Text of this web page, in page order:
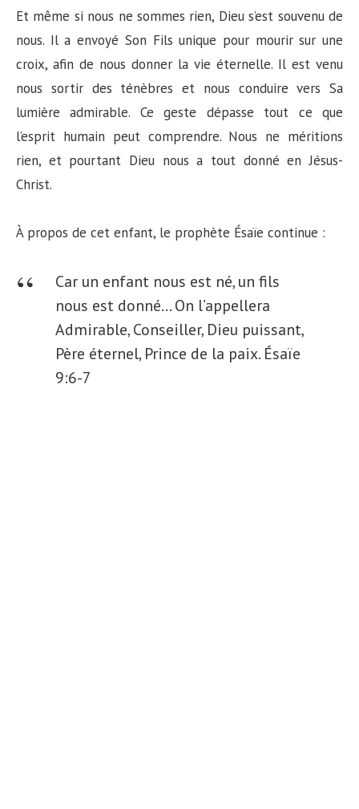
Et même si nous ne sommes rien, Dieu s’est souvenu de
nous. Il a envoyé Son Fils unique pour mourir sur une
croix, afin de nous donner la vie éternelle. Il est venu
nous sortir des ténèbres et nous conduire vers Sa
lumière admirable. Ce geste dépasse tout ce que
l’esprit humain peut comprendre. Nous ne méritions
rien, et pourtant Dieu nous a tout donné en Jésus-
Christ.
À propos de cet enfant, le prophète Ésaïe continue :
Car un enfant nous est né, un fils
nous est donné… On l’appellera
Admirable, Conseiller, Dieu puissant,
Père éternel, Prince de la paix. Ésaïe
9:6-7